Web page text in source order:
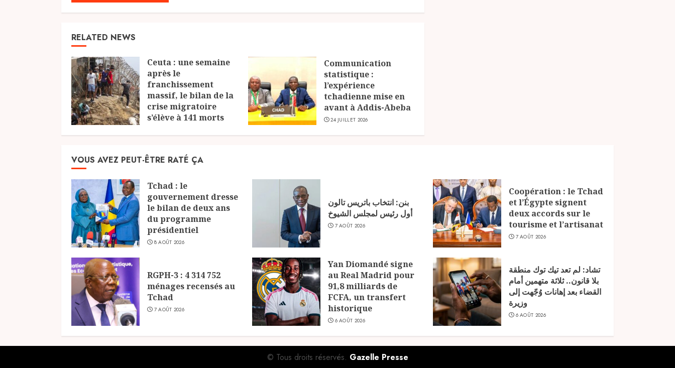
RELATED NEWS
Ceuta : une semaine
après le
franchissement
massif, le bilan de la
crise migratoire
s’élève à 141 morts
Communication
statistique :
l’expérience
tchadienne mise en
avant à Addis-Abeba
24 JUILLET 2026
VOUS AVEZ PEUT-ÊTRE RATÉ ÇA
Tchad : le
gouvernement dresse
le bilan de deux ans
du programme
présidentiel
8 AOÛT 2026
بنن: انتخاب باتريس تالون
أول رئيس لمجلس الشيوخ
7 AOÛT 2026
Coopération : le Tchad
et l’Égypte signent
deux accords sur le
tourisme et l’artisanat
7 AOÛT 2026
RGPH-3 : 4 314 752
ménages recensés au
Tchad
7 AOÛT 2026
Yan Diomandé signe
au Real Madrid pour
91,8 milliards de
FCFA, un transfert
historique
6 AOÛT 2026
تشاد: لم تعد تيك توك منطقة
بلا قانون.. ثلاثة متهمين أمام
القضاء بعد إهانات وُجّهت إلى
وزيرة
6 AOÛT 2026
© Tous droits réservés. Gazelle Presse